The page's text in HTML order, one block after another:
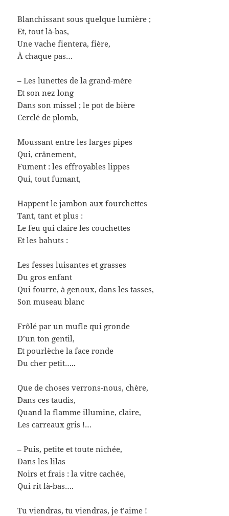
Blanchissant sous quelque lumière ;
Et, tout là-bas,
Une vache fientera, fière,
À chaque pas…
– Les lunettes de la grand-mère
Et son nez long
Dans son missel ; le pot de bière
Cerclé de plomb,
Moussant entre les larges pipes
Qui, crânement,
Fument : les effroyables lippes
Qui, tout fumant,
Happent le jambon aux fourchettes
Tant, tant et plus :
Le feu qui claire les couchettes
Et les bahuts :
Les fesses luisantes et grasses
Du gros enfant
Qui fourre, à genoux, dans les tasses,
Son museau blanc
Frôlé par un mufle qui gronde
D’un ton gentil,
Et pourlèche la face ronde
Du cher petit…..
Que de choses verrons-nous, chère,
Dans ces taudis,
Quand la flamme illumine, claire,
Les carreaux gris !…
– Puis, petite et toute nichée,
Dans les lilas
Noirs et frais : la vitre cachée,
Qui rit là-bas….
Tu viendras, tu viendras, je t’aime !